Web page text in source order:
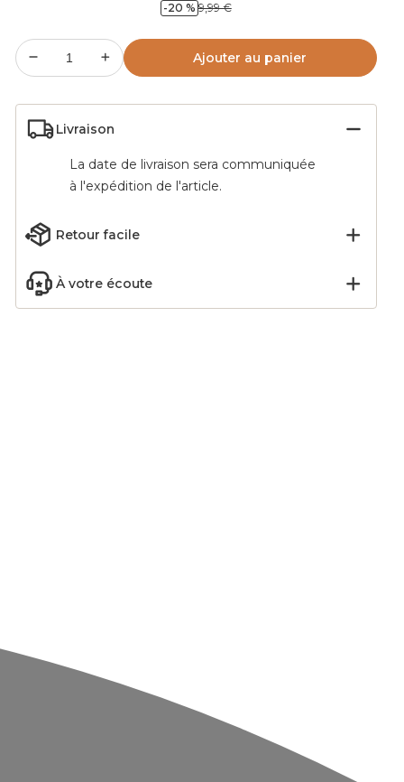
-20 % 9,99 €
Ajouter au panier
Livraison
La date de livraison sera communiquée
à l'expédition de l'article.
Retour facile
À votre écoute